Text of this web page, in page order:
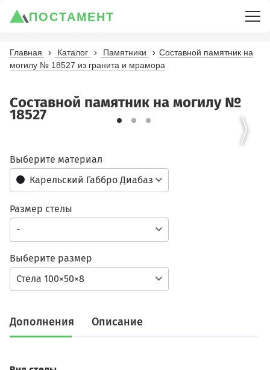
ПОСТАМЕНТ
Главная Каталог Памятники
Составной памятник на
могилу № 18527 из гранита и мрамора
Составной памятник на могилу №
18527
Карельский Габбро Диабаз
Выберите материал
-
Размер стелы
Стела 100×50×8
Выберите размер
Дополнения Описание